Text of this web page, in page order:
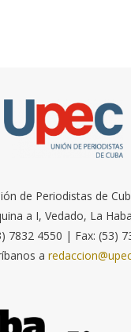
de Periodistas de
a I, Vedado, La
7832 4550 | Fax: (53)
a